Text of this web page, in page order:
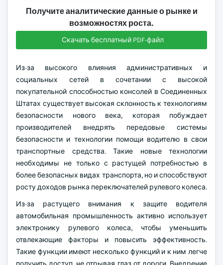
Получите аналитические данные о рынке и
возможностях роста.
Скачать бесплатный PDF-файл
Из-за высокого влияния административных и
социальных сетей в сочетании с высокой
покупательной способностью консолей в Соединенных
Штатах существует высокая склонность к технологиям
безопасности нового века, которая побуждает
производителей внедрять передовые системы
безопасности и технологии помощи водителю в свои
транспортные средства. Такие новые технологии
необходимы не только с растущей потребностью в
более безопасных видах транспорта, но и способствуют
росту доходов рынка переключателей рулевого колеса.
Из-за растущего внимания к защите водителя
автомобильная промышленность активно использует
электронику рулевого колеса, чтобы уменьшить
отвлекающие факторы и повысить эффективность.
Такие функции имеют несколько функций и к ним легче